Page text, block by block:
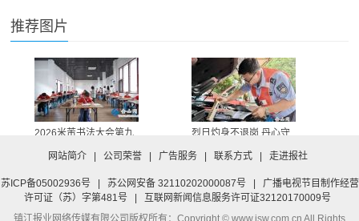
推荐图片
2026米芾书法大会第九
烈日灼身不退岗 丹心守
网站简介
| 公司荣誉 | 广告服务 | 联系方式 | 走进报社
苏ICP备05002936号 | 苏公网安备 32110202000087号 |
广播电视节目制作经营
许可证（苏）字第481号
|
互联网新闻信息服务许可证32120170009号
镇江报业网络传媒有限公司 版权所有：Copyright © www.jsw.com.cn All Rights